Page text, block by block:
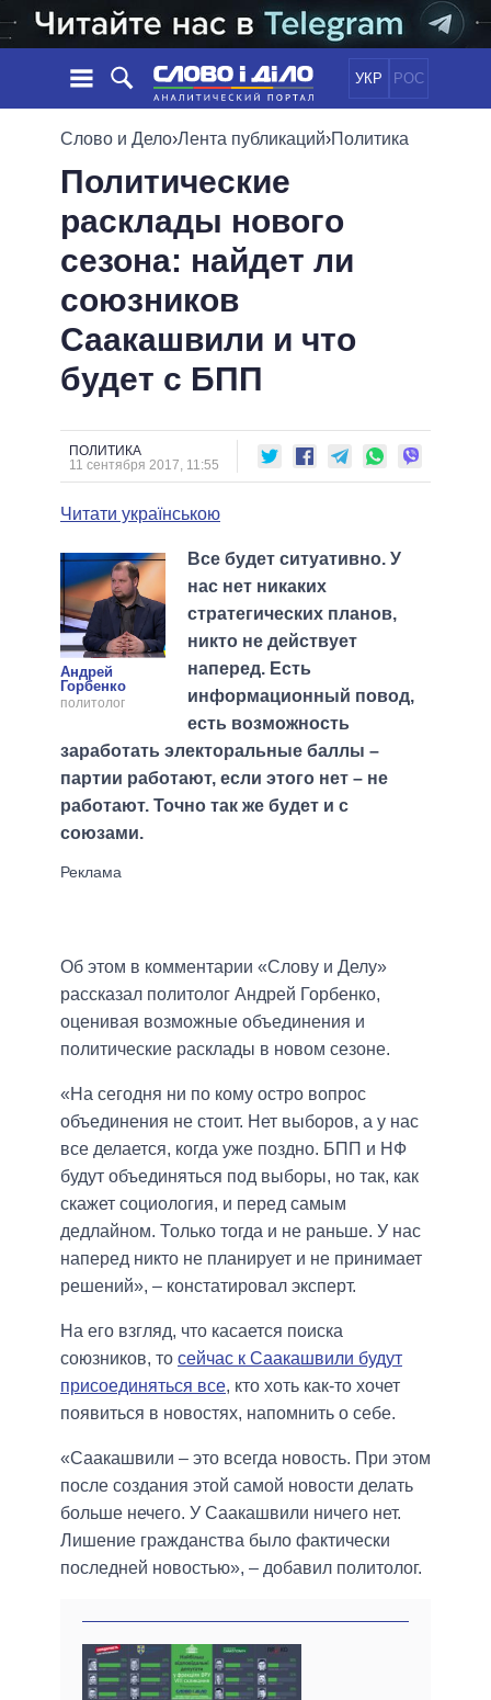
УКР РОС
НОВОСТИ
ЛЕНТА
СОБЫТИЯ
СТАТЬИ
ОБЗОРЫ
ДАЙДЖЕСТЫ
ПОЛИТИКА
ЭКОНОМИКА
ОБЩЕСТВО
МИР
ОБЕЩАНИЯ
ПОЛИТИКИ
ПРЕЗИДЕНТ И ОФИС
ВЕРХОВНАЯ РАДА
КАБИНЕТ МИНИСТРОВ
МЭРЫ
ВСЕ ПЕРСОНЫ
ИНФОГРАФИКА
ВИДЕО
ПОДДЕРЖАТЬ
СРАВНЕНИЕ ПОЛИТИКОВ
Слово и Дело›Лента публикаций›Политика
Политические
расклады нового
сезона: найдет ли
союзников
Саакашвили и что
будет с БПП
ПОЛИТИКА
11 сентября 2017, 11:55
Читати українською
Андрей
Горбенко
политолог
Все будет ситуативно. У
нас нет никаких
стратегических планов,
никто не действует
наперед. Есть
информационный повод,
есть возможность
заработать электоральные баллы –
партии работают, если этого нет – не
работают. Точно так же будет и с
союзами.
Об этом в комментарии «Слову и Делу»
рассказал политолог Андрей Горбенко,
оценивая возможные объединения и
политические расклады в новом сезоне.
«На сегодня ни по кому остро вопрос
объединения не стоит. Нет выборов, а у нас
все делается, когда уже поздно. БПП и НФ
будут объединяться под выборы, но так, как
скажет социология, и перед самым
дедлайном. Только тогда и не раньше. У нас
наперед никто не планирует и не принимает
решений», – констатировал эксперт.
На его взгляд, что касается поиска
союзников, то сейчас к Саакашвили будут
присоединяться все, кто хоть как-то хочет
появиться в новостях, напомнить о себе.
«Саакашвили – это всегда новость. При этом
после создания этой самой новости делать
больше нечего. У Саакашвили ничего нет.
Лишение гражданства было фактически
последней новостью», – добавил политолог.